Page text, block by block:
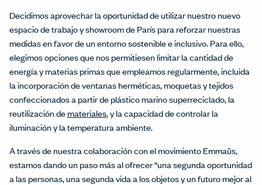
Decidimos aprovechar la oportunidad de utilizar nuestro nuevo
espacio de trabajo y showroom de París para reforzar nuestras
medidas en favor de un entorno sostenible e inclusivo. Para ello,
elegimos opciones que nos permitiesen limitar la cantidad de
energía y materias primas que empleamos regularmente, incluida
la incorporación de ventanas herméticas, moquetas y tejidos
confeccionados a partir de plástico marino superreciclado, la
reutilización demateriales, y la capacidad de controlar la
iluminación y la temperatura ambiente.
A través de nuestra colaboración con el movimiento Emmaüs,
estamos dando un paso más al ofrecer “una segunda oportunidad
a las personas, una segunda vida a los objetos y un futuro mejor al